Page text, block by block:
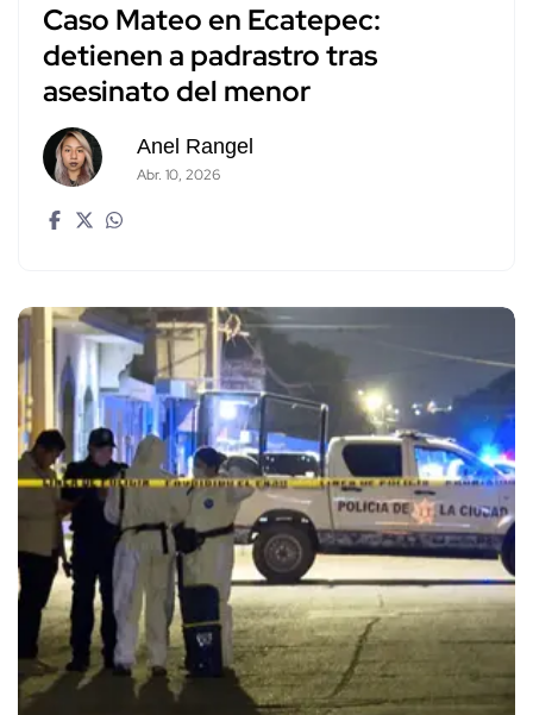
Caso Mateo en Ecatepec:
detienen a padrastro tras
asesinato del menor
Anel Rangel
Abr. 10, 2026